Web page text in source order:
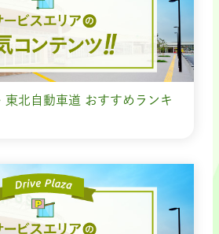
東北自動車道 おすすめランキ